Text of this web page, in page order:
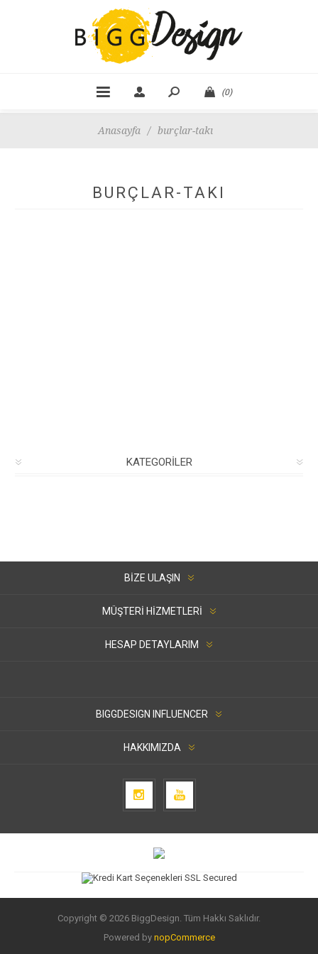
(0)
Anasayfa / burçlar-takı
BURÇLAR-TAKI
KATEGORILER
BIZE ULAŞIN
MÜŞTERI HIZMETLERI
HESAP DETAYLARIM
BIGGDESIGN INFLUENCER
HAKKIMIZDA
Copyright © 2026 BiggDesign. Tüm Hakkı Saklıdır.
Powered by nopCommerce